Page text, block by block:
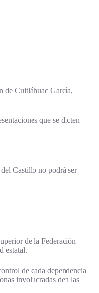
de Cuitláhuac García,
que se dicten
Castillo no podrá ser
de la Federación
estatal.
de cada dependencia
involucradas den las